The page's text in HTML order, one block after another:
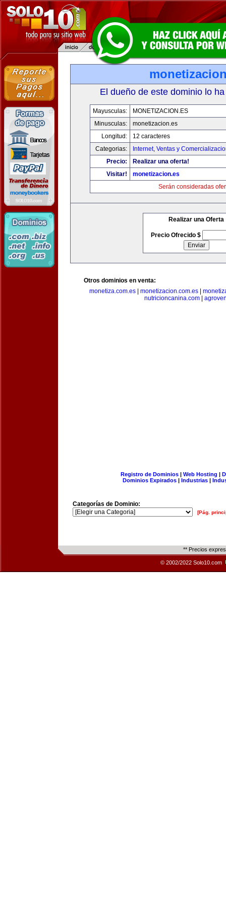
El dueño de este dominio lo
Mayusculas:
MONETIZACION.ES
Minusculas:
monetizacion.es
Longitud:
12 caracteres
Categorias:
Internet, Ventas y
Precio:
Realizar una oferta!
Visitar!
monetizacion.es
Serán consideradas
Realizar una Oferta
Precio Ofrecido $
Otros dominios en venta:
monetiza.com.es| monetizacion.com.es|
nutricioncanina.com
Registro de Dominios| Web Hosting |
Dominios Expirados | Industrias |
Categorías de Dominio:
[Pág.
** Precios
© 2002/2022 Solo10.com